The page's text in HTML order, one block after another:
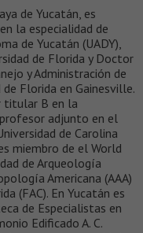
de Yucatán, es
la especialidad de
de Yucatán (UADY),
de Florida y Doctor
y Administración de
Florida en Gainesville.
titular B en la
adjunto en el
de Carolina
miembro de el World
de Arqueología
Americana (AAA)
(FAC). En Yucatán es
de Especialistas en
Edificado A. C.